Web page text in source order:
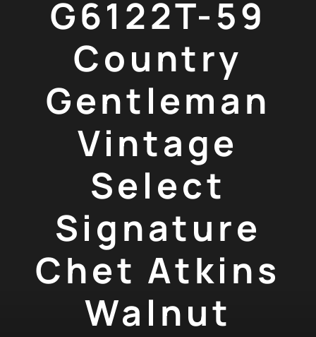
G6122T-59
Country
Gentleman
Vintage
Select
Signature
Chet Atkins
Walnut